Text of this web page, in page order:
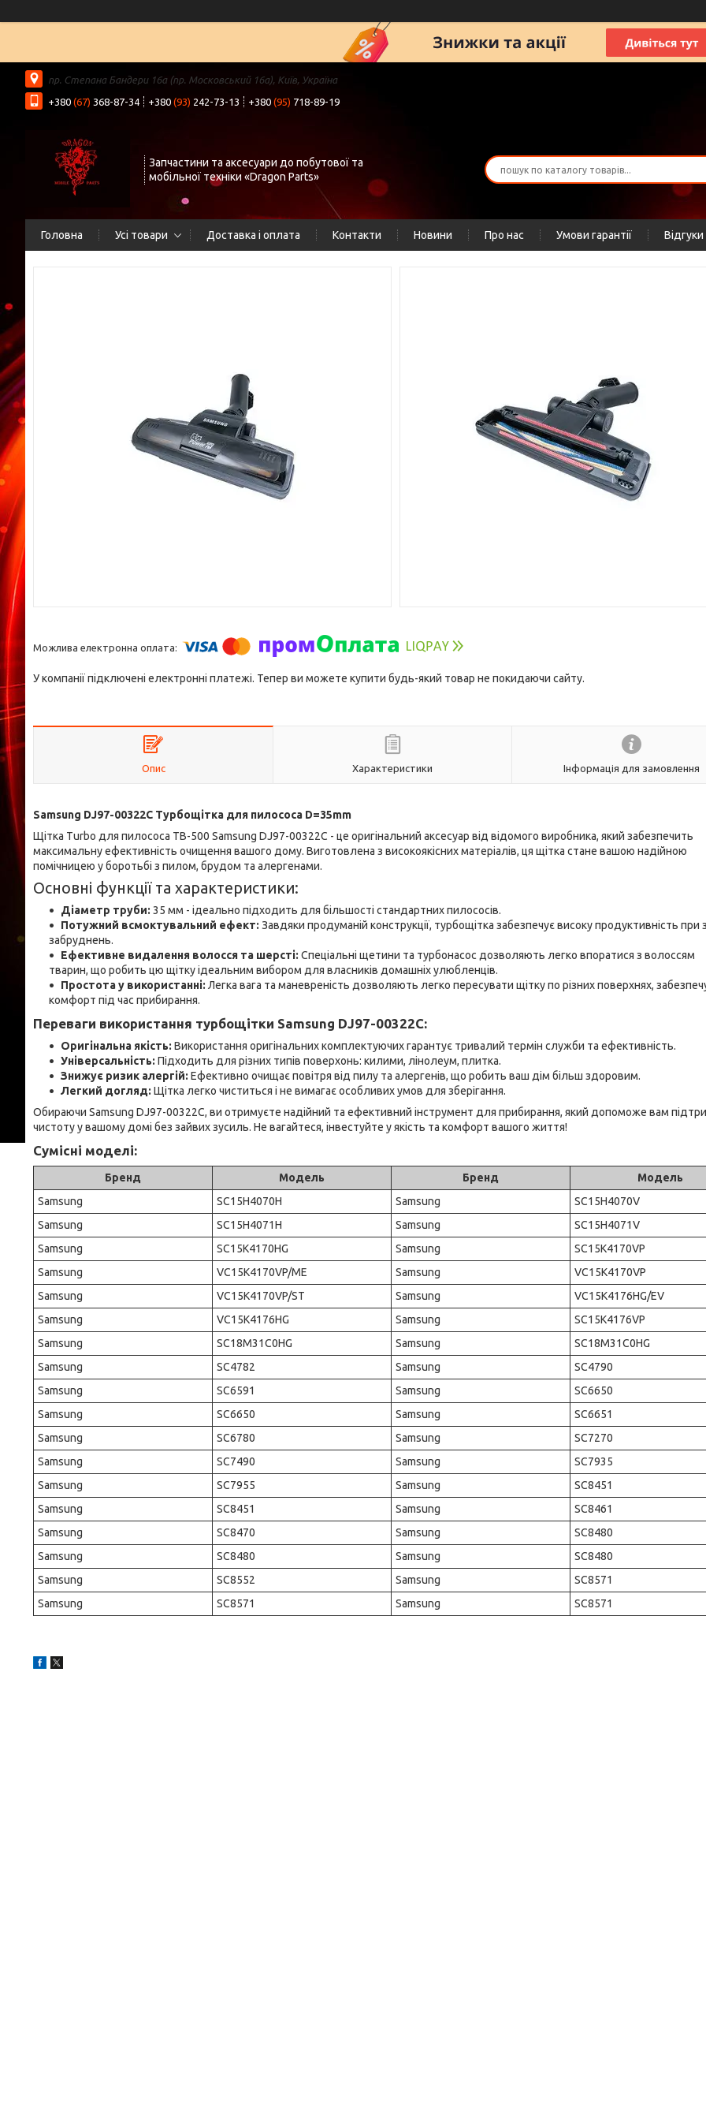
пр. Степана Бандери 16а (пр. Московський 16а), Київ, Україна
+380 (67) 368-87-34 +380 (93) 242-73-13 +380 (95) 718-89-19
Запчастини та аксесуари до побутової та
мобільної техніки «Dragon Parts»
Головна Усі товари Доставка і оплата Контакти Новини Про нас Умови гарантії Відгуки
У компанії підключені електронні платежі. Тепер ви можете купити будь-який товар не покидаючи сайту.
Опис Характеристики Інформація для замовлення
Samsung DJ97-00322C Турбощітка для пилососа D=35mm
Щітка Turbo для пилососа TB-500 Samsung DJ97-00322C - це оригінальний аксесуар від відомого виробника, який забезпечить
максимальну ефективність очищення вашого дому. Виготовлена з високоякісних матеріалів, ця щітка стане вашою надійною
помічницею у боротьбі з пилом, брудом та алергенами.
Основні функції та характеристики:
Діаметр труби: 35 мм - ідеально підходить для більшості стандартних пилососів.
Потужний всмоктувальний ефект: Завдяки продуманій конструкції, турбощітка забезпечує високу продуктивність при
забруднень.
Ефективне видалення волосся та шерсті: Спеціальні щетини та турбонасос дозволяють легко впоратися з волоссям
тварин, що робить цю щітку ідеальним вибором для власників домашніх улюбленців.
Простота у використанні: Легка вага та маневреність дозволяють легко пересувати щітку по різних поверхнях,
комфорт під час прибирання.
Переваги використання турбощітки Samsung DJ97-00322C:
Оригінальна якість: Використання оригінальних комплектуючих гарантує тривалий термін служби та ефективність.
Універсальність: Підходить для різних типів поверхонь: килими, лінолеум, плитка.
Знижує ризик алергій: Ефективно очищає повітря від пилу та алергенів, що робить ваш дім більш здоровим.
Легкий догляд: Щітка легко чиститься і не вимагає особливих умов для зберігання.
Обираючи Samsung DJ97-00322C, ви отримуєте надійний та ефективний інструмент для прибирання, який допоможе вам
чистоту у вашому домі без зайвих зусиль. Не вагайтеся, інвестуйте у якість та комфорт вашого життя!
Сумісні моделі:
Бренд Модель Бренд
Модель
Samsung
SC15H4070H Samsung
SC15H4070V
Samsung
SC15H4071H Samsung
SC15H4071V
Samsung
SC15K4170HG Samsung
SC15K4170VP
Samsung
VC15K4170VP/ME Samsung
VC15K4170VP
Samsung
VC15K4170VP/ST Samsung
VC15K4176HG/EV
Samsung
VC15K4176HG Samsung
SC15K4176VP
Samsung
SC18M31C0HG Samsung
SC18M31C0HG
Samsung
SC4782 Samsung
SC4790
Samsung
SC6591 Samsung
SC6650
Samsung
SC6650 Samsung
SC6651
Samsung
SC6780 Samsung
SC7270
Samsung
SC7490 Samsung
SC7935
Samsung
SC7955 Samsung
SC8451
Samsung
SC8451 Samsung
SC8461
Samsung
SC8470 Samsung
SC8480
Samsung
SC8480 Samsung
SC8480
Samsung
SC8552 Samsung
SC8571
Samsung
SC8571 Samsung SC8571